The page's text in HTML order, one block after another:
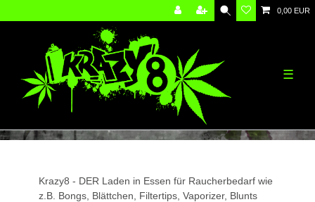
0,00 EUR
☰
Krazy8 - DER Laden in Essen für Raucherbedarf wie
z.B. Bongs, Blättchen, Filtertips, Vaporizer, Blunts